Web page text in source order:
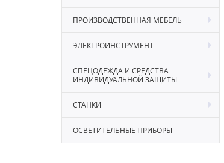
ПРОИЗВОДСТВЕННАЯ МЕБЕЛЬ
ЭЛЕКТРОИНСТРУМЕНТ
СПЕЦОДЕЖДА И СРЕДСТВА
ИНДИВИДУАЛЬНОЙ ЗАЩИТЫ
СТАНКИ
ОСВЕТИТЕЛЬНЫЕ ПРИБОРЫ